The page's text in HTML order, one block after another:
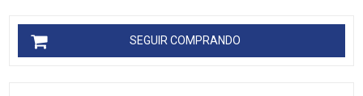
SEGUIR COMPRANDO